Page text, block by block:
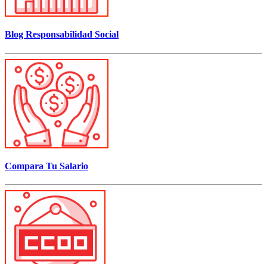
Blog Responsabilidad Social
Compara Tu Salario